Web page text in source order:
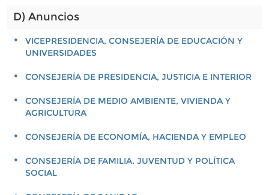
D) Anuncios
VICEPRESIDENCIA, CONSEJERÍA DE EDUCACIÓN Y
UNIVERSIDADES
CONSEJERÍA DE PRESIDENCIA, JUSTICIA E INTERIOR
CONSEJERÍA DE MEDIO AMBIENTE, VIVIENDA Y
AGRICULTURA
CONSEJERÍA DE ECONOMÍA, HACIENDA Y EMPLEO
CONSEJERÍA DE FAMILIA, JUVENTUD Y POLÍTICA
SOCIAL